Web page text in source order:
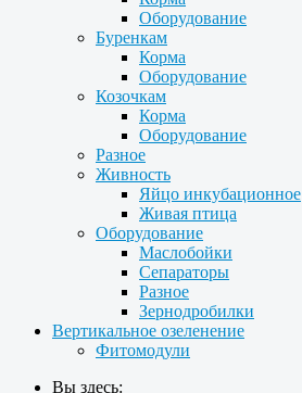
Оборудование
Буренкам
Корма
Оборудование
Козочкам
Корма
Оборудование
Разное
Живность
Яйцо инкубационное
Живая птица
Оборудование
Маслобойки
Сепараторы
Разное
Зернодробилки
Вертикальное озеленение
Фитомодули
Вы здесь: